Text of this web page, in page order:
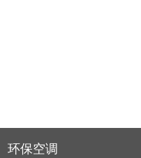
环保空调